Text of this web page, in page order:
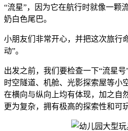
“流星”，因为它在航行时就像一颗
奶白色尾巴。
小朋友们非常开心，并把这次旅
动”。
出发之前，我们要检查一下“流星号
时空隧道、机舱、光影探索屋等小
在横向与纵向上均有体现，加之自
更为复杂，拥有极高的探索性和可